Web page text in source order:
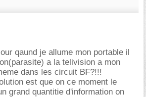
qaund je allume mon portable il
a la telivision a mon
dans les circuit BF?!!!
est que on ce moment le
grand quantitie d'information on